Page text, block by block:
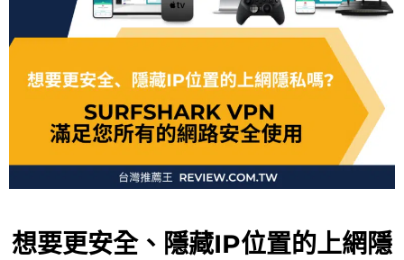
想要更安全、隱藏IP位置的上網隱